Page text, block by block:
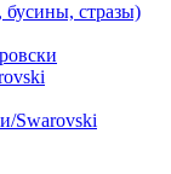
бусины, стразы)
Swarovski